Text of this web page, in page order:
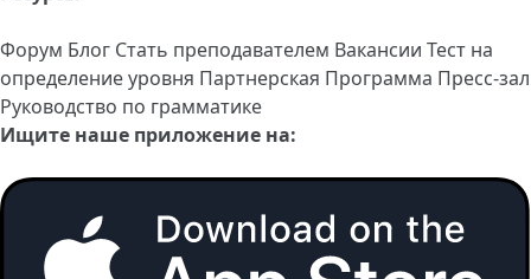
Форум Блог Стать преподавателем Вакансии Тест на
определение уровня Партнерская Программа Пресс-зал
Руководство по грамматике
Ищите наше приложение на: